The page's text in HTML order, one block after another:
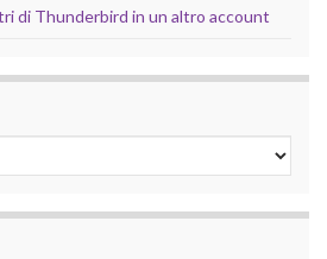
di Thunderbird in un altro account